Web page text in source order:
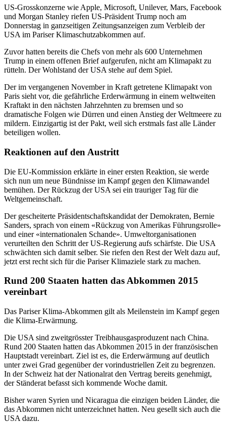
US-Grosskonzerne wie Apple, Microsoft, Unilever, Mars, Facebook
und Morgan Stanley riefen US-Präsident Trump noch am
Donnerstag in ganzseitigen Zeitungsanzeigen zum Verbleib der
USA im Pariser Klimaschutzabkommen auf.
Zuvor hatten bereits die Chefs von mehr als 600 Unternehmen
Trump in einem offenen Brief aufgerufen, nicht am Klimapakt zu
rütteln. Der Wohlstand der USA stehe auf dem Spiel.
Der im vergangenen November in Kraft getretene Klimapakt von
Paris sieht vor, die gefährliche Erderwärmung in einem weltweiten
Kraftakt in den nächsten Jahrzehnten zu bremsen und so
dramatische Folgen wie Dürren und einen Anstieg der Weltmeere zu
mildern. Einzigartig ist der Pakt, weil sich erstmals fast alle Länder
beteiligen wollen.
Reaktionen auf den Austritt
Die EU-Kommission erklärte in einer ersten Reaktion, sie werde
sich nun um neue Bündnisse im Kampf gegen den Klimawandel
bemühen. Der Rückzug der USA sei ein trauriger Tag für die
Weltgemeinschaft.
Der gescheiterte Präsidentschaftskandidat der Demokraten, Bernie
Sanders, sprach von einem «Rückzug von Amerikas Führungsrolle»
und einer «internationalen Schande». Umweltorganisationen
verurteilten den Schritt der US-Regierung aufs schärfste. Die USA
schwächten sich damit selber. Sie riefen den Rest der Welt dazu auf,
jetzt erst recht sich für die Pariser Klimaziele stark zu machen.
Rund 200 Staaten hatten das Abkommen 2015
vereinbart
Das Pariser Klima-Abkommen gilt als Meilenstein im Kampf gegen
die Klima-Erwärmung.
Die USA sind zweitgrösster Treibhausgasproduzent nach China.
Rund 200 Staaten hatten das Abkommen 2015 in der französischen
Hauptstadt vereinbart. Ziel ist es, die Erderwärmung auf deutlich
unter zwei Grad gegenüber der vorindustriellen Zeit zu begrenzen.
In der Schweiz hat der Nationalrat den Vertrag bereits genehmigt,
der Ständerat befasst sich kommende Woche damit.
Bisher waren Syrien und Nicaragua die einzigen beiden Länder, die
das Abkommen nicht unterzeichnet hatten. Neu gesellt sich auch die
USA dazu.